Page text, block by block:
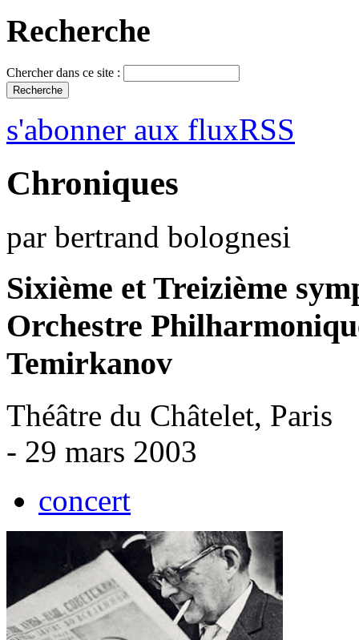
Recherche
Chercher dans ce site :
s'abonner aux fluxRSS
Chroniques
par bertrand bolognesi
Sixième et Treizième
Orchestre
Temirkanov
Théâtre du Châtelet, Paris
- 29 mars 2003
concert